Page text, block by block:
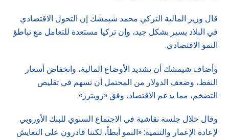
قال وزير المالية التركي محمد شيمشك إن التحول الاقتصادي
في البلاد يسير بشكل جيد، وإن تركيا مستعدة للتعامل مع تباطؤ
النمو الاقتصادي.
وأضاف شيمشك أن تشديد الأوضاع المالية، وانخفاض أسعار
النفط، وضعف الدولار من المحتمل أن تسهم في تقليص
التضخم، مما يدعم الاقتصاد، وفق «رويترز».
وقال خلال جلسة نقاشية في الاجتماع السنوي للبنك الأوروبي
لإعادة الإعمار والتنمية: «النمو أبطأ، لكننا قادرون على التعايش